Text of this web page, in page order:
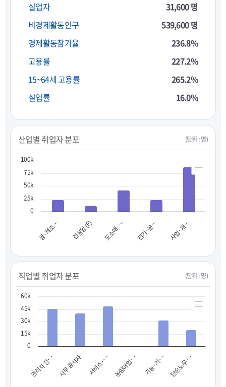
실업자
31,600 명
비경제활동인구
539,600 명
경제활동참가율
236.8%
고용률
227.2%
15~64세 고용률
265.2%
실업률
16.0%
산업별 취업자 분포 (단위 : 명)
광·제조… 건설업 (F) 도소매·… 전기·운… 사업·개…
0
25k
50k
75k
100k
직업별 취업자 분포 (단위 : 명)
관리자 전… 사무 종사자 서비스·… 농림어업 … 기능·기… 단순노무 …
0
15k
30k
45k
60k